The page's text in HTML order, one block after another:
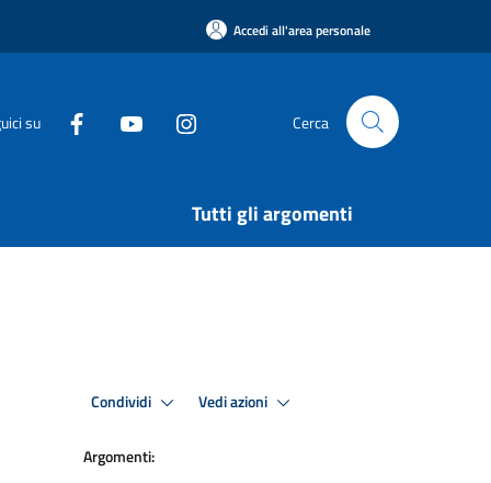
Accedi all'area personale
su Cerca
Tutti gli argomenti
Condividi Vedi azioni
Argomenti: